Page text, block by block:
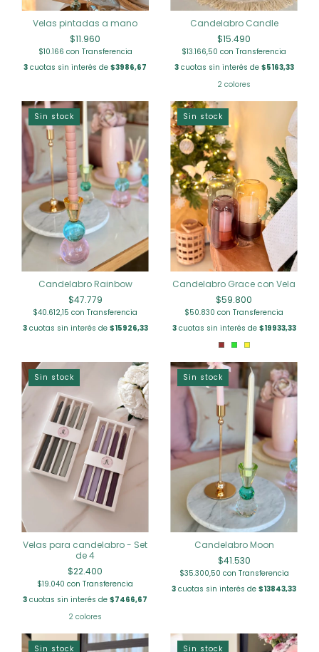
Velas pintadas a mano
$11.960
$10.166 con Transferencia
3 cuotas sin interés de $3986,67
Candelabro Candle
$15.490
$13.166,50 con Transferencia
3cuotas sin interés de $5163,33
2 colores
Sin stock
Candelabro Rainbow
$47.779
$40.612,15 con Transferencia
3cuotas sin interés de $15926,33
Sin stock
Candelabro Grace con Vela
$59.800
$50.830 con Transferencia
3cuotas sin interés de $19933,33
Sin stock
Velas para candelabro - Set
de 4
$22.400
$19.040 con Transferencia
3 cuotas sin interés de $7466,67
2 colores
Sin stock
Candelabro Moon
$41.530
$35.300,50 con Transferencia
3 cuotas sin interés de $13843,33
Sin stock Sin stock